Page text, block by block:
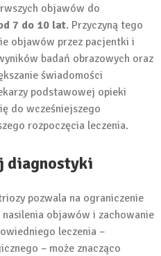
objawów do
7 do 10 lat. Przyczyną tego
objawów przez pacjentki i
badań obrazowych oraz
świadomości
podstawowej opieki
do wcześniejszego
rozpoczęcia leczenia.
diagnostyki
pozwala na ograniczenie
objawów i zachowanie
leczenia –
– może znacząco